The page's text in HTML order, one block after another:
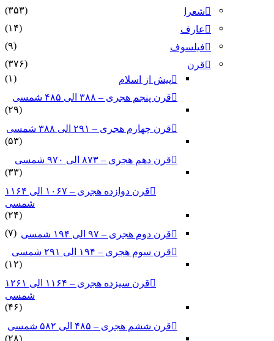
شعرا
(۳۵۳)
عارف
(۱۴)
فیلسوف
(۹)
قرن
(۳۷۶)
پیش از اسلام
(۱)
قرن پنجم هجری – ۳۸۸ الی ۴۸۵ شمسی
(۲۹)
قرن چهارم هجری – ۲۹۱ الی ۳۸۸ شمسی
(۵۳)
قرن دهم هجری – ۸۷۳ الی ۹۷۰ شمسی
(۳۳)
قرن دوازده هجری – ۱۰۶۷ الی ۱۱۶۴
شمسی
(۲۴)
قرن دوم هجری – ۹۷ الی ۱۹۴ شمسی
(۷)
قرن سوم هجری – ۱۹۴ الی ۲۹۱ شمسی
(۱۲)
قرن سیزده هجری – ۱۱۶۴ الی ۱۲۶۱
شمسی
(۴۶)
قرن ششم هجری – ۴۸۵ الی ۵۸۲ شمسی
(۲۸)